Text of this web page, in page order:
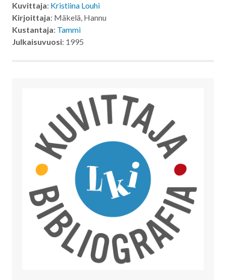
Kuvittaja: Kristiina Louhi
Kirjoittaja: Mäkelä, Hannu
Kustantaja: Tammi
Julkaisuvuosi: 1995